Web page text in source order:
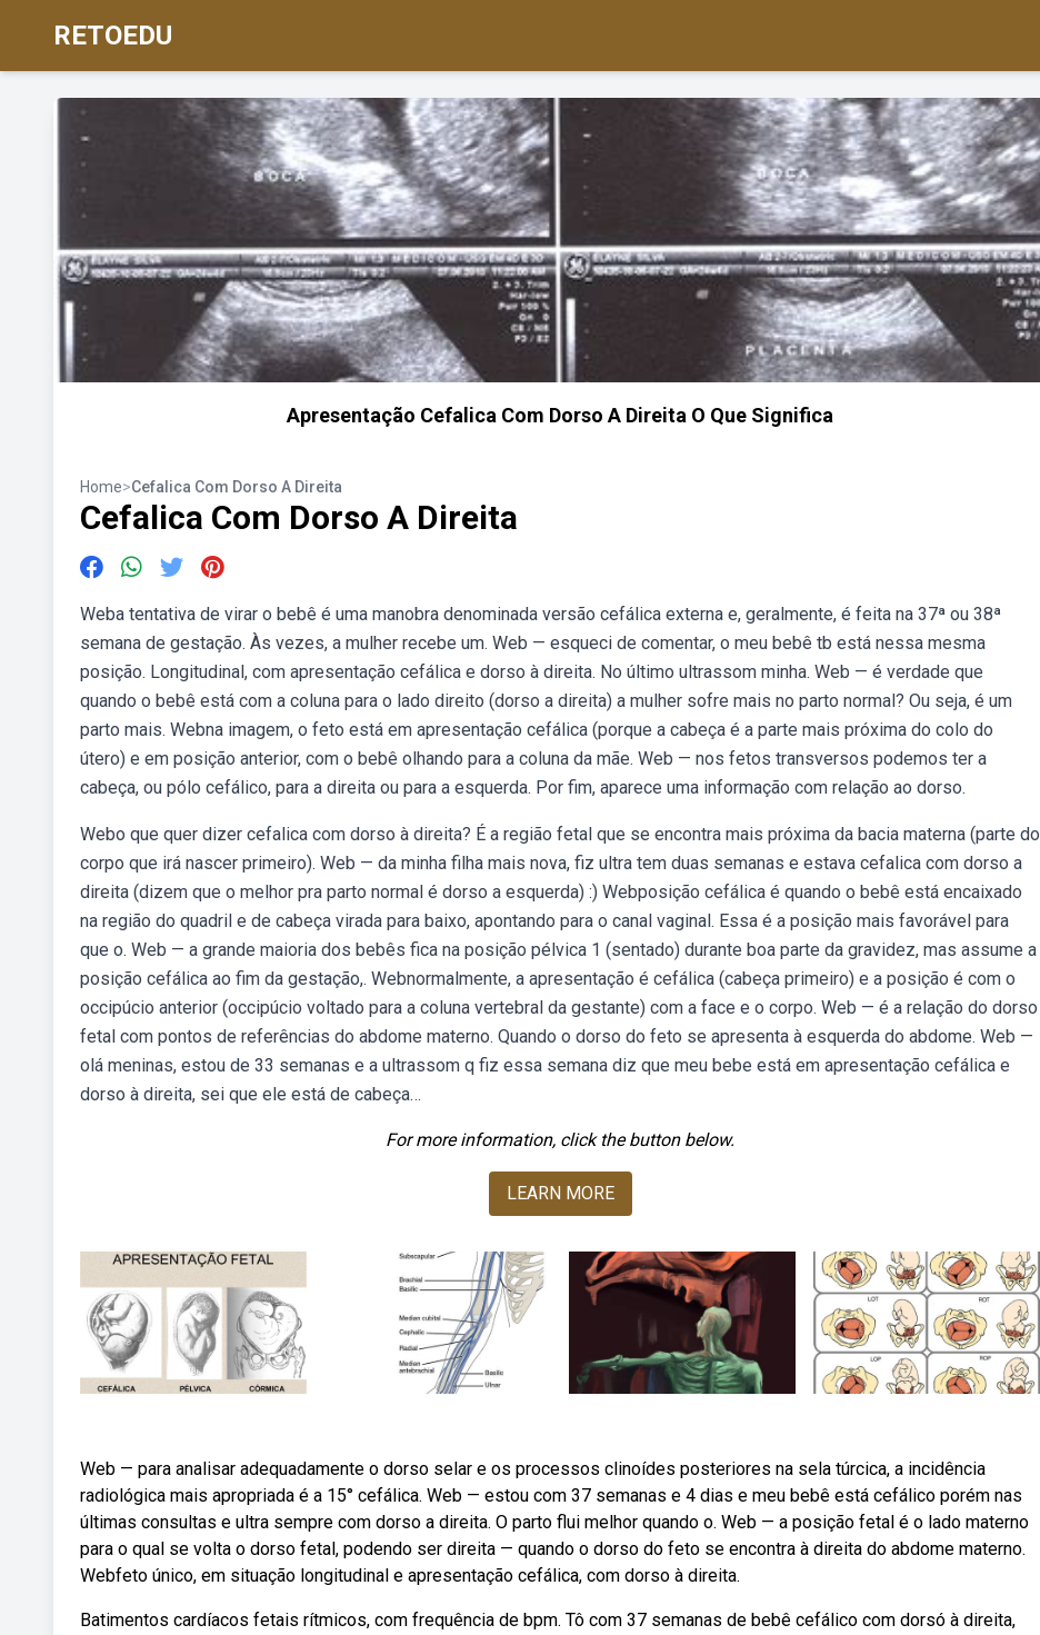
RETOEDU
Apresentação Cefalica Com Dorso A Direita O Que Significa
Home>Cefalica Com Dorso A Direita
Cefalica Com Dorso A Direita
Weba tentativa de virar o bebê é uma manobra denominada versão cefálica externa e, geralmente, é feita na 37ª ou 38ª
semana de gestação. Às vezes, a mulher recebe um. Web — esqueci de comentar, o meu bebê tb está nessa mesma
posição. Longitudinal, com apresentação cefálica e dorso à direita. No último ultrassom minha. Web — é verdade que
quando o bebê está com a coluna para o lado direito (dorso a direita) a mulher sofre mais no parto normal? Ou seja, é um
parto mais. Webna imagem, o feto está em apresentação cefálica (porque a cabeça é a parte mais próxima do colo do
útero) e em posição anterior, com o bebê olhando para a coluna da mãe. Web — nos fetos transversos podemos ter a
cabeça, ou pólo cefálico, para a direita ou para a esquerda. Por fim, aparece uma informação com relação ao dorso.
Webo que quer dizer cefalica com dorso à direita? É a região fetal que se encontra mais próxima da bacia materna (parte do
corpo que irá nascer primeiro). Web — da minha filha mais nova, fiz ultra tem duas semanas e estava cefalica com dorso a
direita (dizem que o melhor pra parto normal é dorso a esquerda) :) Webposição cefálica é quando o bebê está encaixado
na região do quadril e de cabeça virada para baixo, apontando para o canal vaginal. Essa é a posição mais favorável para
que o. Web — a grande maioria dos bebês fica na posição pélvica 1 (sentado) durante boa parte da gravidez, mas assume a
posição cefálica ao fim da gestação,. Webnormalmente, a apresentação é cefálica (cabeça primeiro) e a posição é com o
occipúcio anterior (occipúcio voltado para a coluna vertebral da gestante) com a face e o corpo. Web — é a relação do dorso
fetal com pontos de referências do abdome materno. Quando o dorso do feto se apresenta à esquerda do abdome. Web —
olá meninas, estou de 33 semanas e a ultrassom q fiz essa semana diz que meu bebe está em apresentação cefálica e
dorso à direita, sei que ele está de cabeça…
For more information, click the button below.
LEARN MORE
Web — para analisar adequadamente o dorso selar e os processos clinoídes posteriores na sela túrcica, a incidência
radiológica mais apropriada é a 15° cefálica. Web — estou com 37 semanas e 4 dias e meu bebê está cefálico porém nas
últimas consultas e ultra sempre com dorso a direita. O parto flui melhor quando o. Web — a posição fetal é o lado materno
para o qual se volta o dorso fetal, podendo ser direita — quando o dorso do feto se encontra à direita do abdome materno.
Webfeto único, em situação longitudinal e apresentação cefálica, com dorso à direita.
Batimentos cardíacos fetais rítmicos, com frequência de bpm. Tô com 37 semanas de bebê cefálico com dorsó à direita,